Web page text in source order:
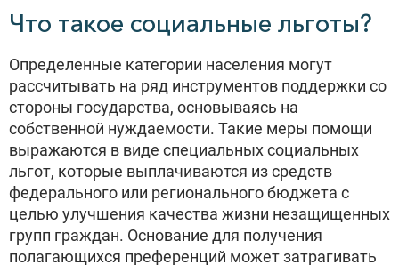
Что такое социальные льготы?
Определенные категории населения могут
рассчитывать на ряд инструментов поддержки со
стороны государства, основываясь на
собственной нуждаемости. Такие меры помощи
выражаются в виде специальных социальных
льгот, которые выплачиваются из средств
федерального или регионального бюджета с
целью улучшения качества жизни незащищенных
групп граждан. Основание для получения
полагающихся преференций может затрагивать